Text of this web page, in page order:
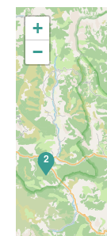
2
+
−